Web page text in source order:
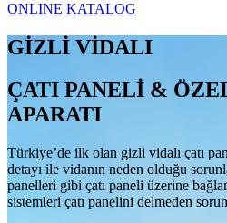
ONLINE KATALOG
GİZLİ VİDALI
ÇATI PANELİ &
APARATI
Türkiye’de ilk olan gizli vidalı çatı
detayı ile vidanın neden olduğu
panelleri gibi çatı paneli üzerine
sistemleri çatı panelini delmeden